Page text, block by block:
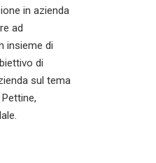
in azienda
ad
insieme di
di
sul tema